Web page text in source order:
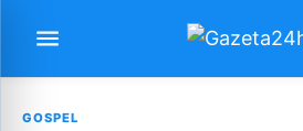
GOSPEL